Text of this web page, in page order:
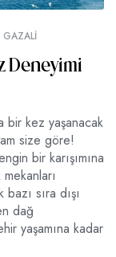
GAZALI
Deneyimi
bir kez yaşanacak
size göre!
bir karışımına
sıra dışı
dağ
yaşamına kadar